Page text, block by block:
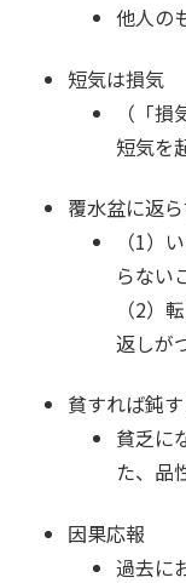
他人の
短気は損気
（「
短気を
覆水盆に返
（1）
らない
（2）
返しが
貧すれば鈍
貧乏に
た、品
因果応報
過去に